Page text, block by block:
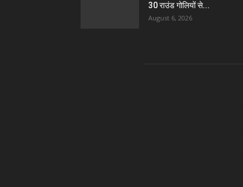
30 राउंड गोलियों से...
August 6, 2026